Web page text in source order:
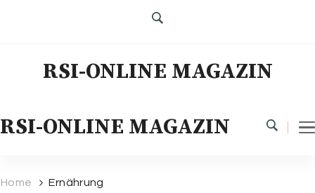
RSI-ONLINE MAGAZIN
RSI-ONLINE MAGAZIN
Home Ernährung